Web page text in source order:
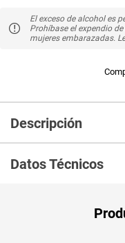
El exceso de alcohol es
Prohíbase el expendio
mujeres embarazadas.
Descripción
es de color rojo Intenso con
de fresas del Bosque,
Datos Técnicos